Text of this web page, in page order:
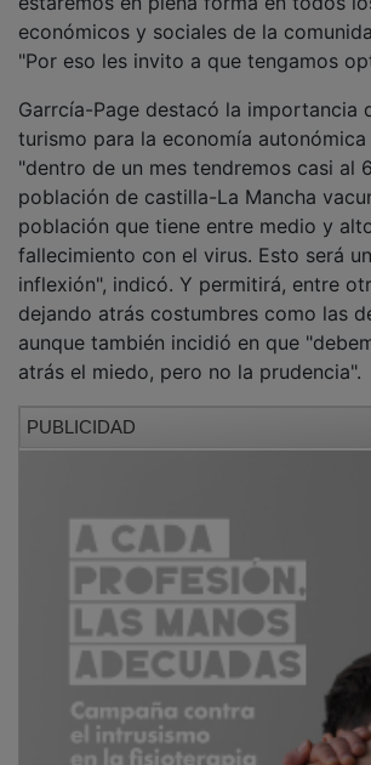
económicos y sociales de la
"Por eso les invito a que tengamos
turismo para la economía autonómica
"dentro de un mes tendremos casi al
población de castilla-La Mancha
población que tiene entre medio y
fallecimiento con el virus. Esto será
inflexión", indicó. Y permitirá, entre
dejando atrás costumbres como las
aunque también incidió en que
atrás el miedo, pero no la